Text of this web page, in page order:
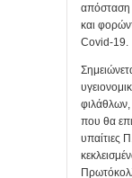
απόσταση
και
Covid-19.
φιλάθλων,
που θα
υπαίτιες